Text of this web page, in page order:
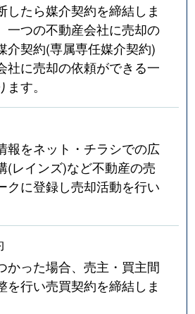
したら媒介契約を締結しま
一つの不動産会社に売却の
介契約(専属専任媒介契約)
社に売却の依頼ができる一
す。
報をネット・チラシでの広
(レインズ)など不動産の売
クに登録し売却活動を行い
かった場合、売主・買主間
を行い売買契約を締結しま